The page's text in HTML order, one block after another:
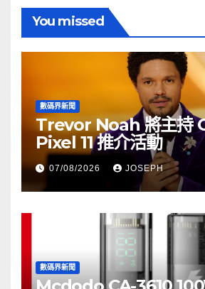
You missed
數碼界新聞
Trevor Noah 將主持
Pixel 11 推介活動
07/08/2026 JOSEPH
數碼界新聞